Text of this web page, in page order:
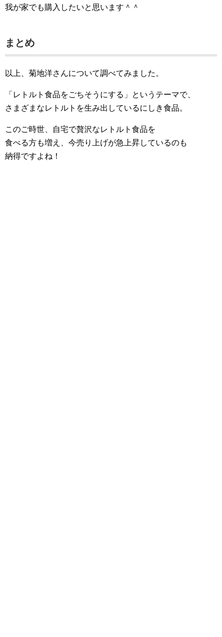
我が家でも購入したいと思います＾＾
まとめ
以上、菊地洋さんについて調べてみました。
「レトルト食品をごちそうにする」というテーマで、
さまざまなレトルトを生み出しているにしき食品。
このご時世、自宅で贅沢なレトルト食品を
食べる方も増え、今売り上げが急上昇しているのも
納得ですよね！